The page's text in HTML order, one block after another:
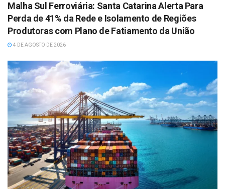
Malha Sul Ferroviária: Santa Catarina Alerta Para
Perda de 41% da Rede e Isolamento de Regiões
Produtoras com Plano de Fatiamento da União
4 DE AGOSTO DE 2026